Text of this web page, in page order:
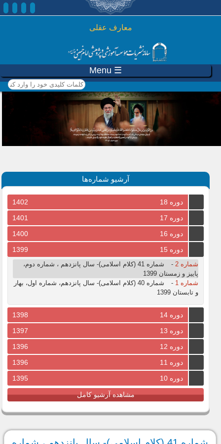
رفتن به محتوای اصلی
معارف عقلی
☰ Menu
کلمات کلیدی خود را وارد
کنید
آرشیو شماره‌ها
دوره 18
1402
دوره 17
1401
دوره 16
1400
دوره 15
1399
شماره 2 -
شماره 41 (کلام اسلامی)- سال پانزدهم ، شماره دوم،
پاییز و زمستان 1399
شماره 1
-
شماره 40 (کلام اسلامی)- سال پانزدهم، شماره اول، بهار
و تابستان 1399
دوره 14
1398
دوره 13
1397
دوره 12
1396
دوره 11
1396
دوره 10
1395
مشاهده آرشیو کامل